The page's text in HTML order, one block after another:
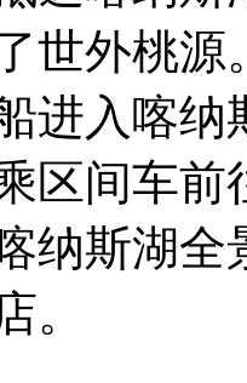
世外桃源
进入喀纳
区间车前
纳斯湖全
。